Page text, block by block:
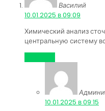
Василий
10.01.2025 в 09:09
Химический анализ
центральную систему
10.01.2025 в 09:15